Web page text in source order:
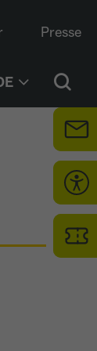
Presse